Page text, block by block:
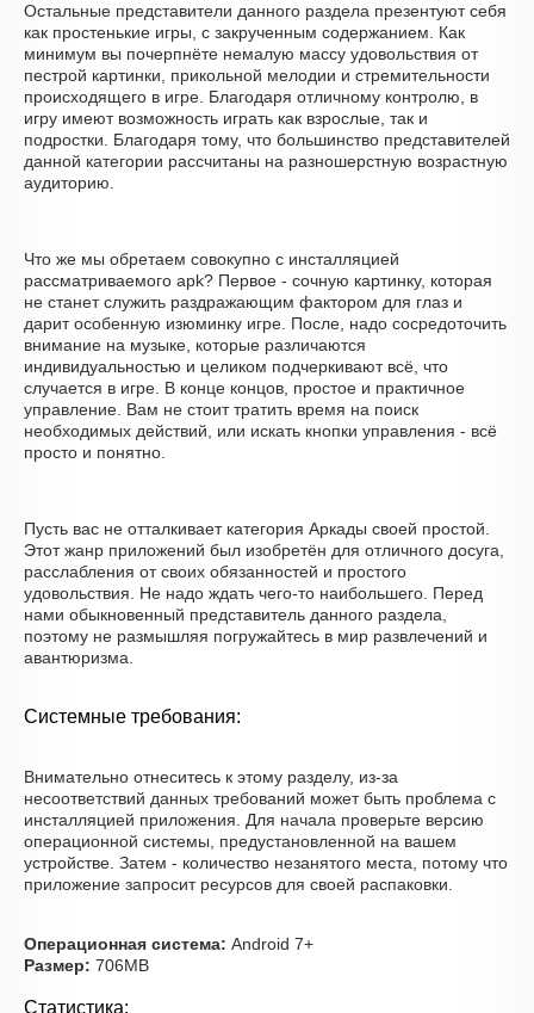
Остальные представители данного раздела презентуют себя
как простенькие игры, с закрученным содержанием. Как
минимум вы почерпнёте немалую массу удовольствия от
пестрой картинки, прикольной мелодии и стремительности
происходящего в игре. Благодаря отличному контролю, в
игру имеют возможность играть как взрослые, так и
подростки. Благодаря тому, что большинство представителей
данной категории рассчитаны на разношерстную возрастную
аудиторию.
Что же мы обретаем совокупно с инсталляцией
рассматриваемого apk? Первое - сочную картинку, которая
не станет служить раздражающим фактором для глаз и
дарит особенную изюминку игре. После, надо сосредоточить
внимание на музыке, которые различаются
индивидуальностью и целиком подчеркивают всё, что
случается в игре. В конце концов, простое и практичное
управление. Вам не стоит тратить время на поиск
необходимых действий, или искать кнопки управления - всё
просто и понятно.
Пусть вас не отталкивает категория Аркады своей простой.
Этот жанр приложений был изобретён для отличного досуга,
расслабления от своих обязанностей и простого
удовольствия. Не надо ждать чего-то наибольшего. Перед
нами обыкновенный представитель данного раздела,
поэтому не размышляя погружайтесь в мир развлечений и
авантюризма.
Системные требования:
Внимательно отнеситесь к этому разделу, из-за
несоответствий данных требований может быть проблема с
инсталляцией приложения. Для начала проверьте версию
операционной системы, предустановленной на вашем
устройстве. Затем - количество незанятого места, потому что
приложение запросит ресурсов для своей распаковки.
Операционная система: Android 7+
Размер: 706MB
Статистика: